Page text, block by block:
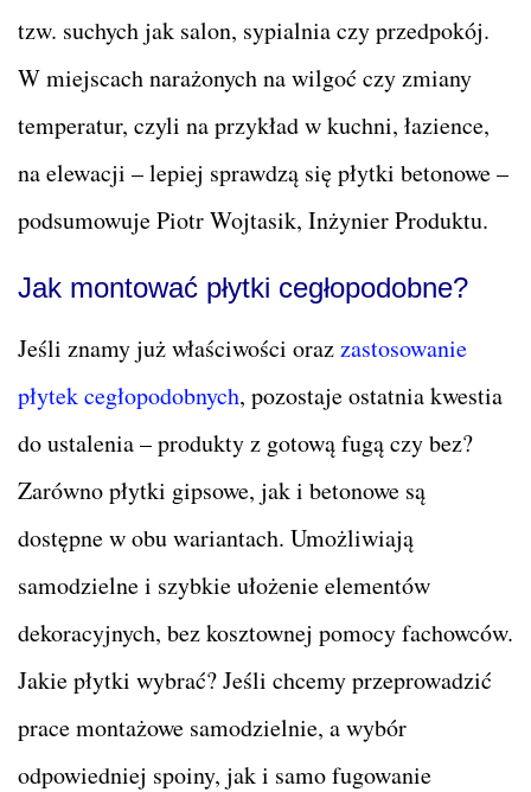
tzw. suchych jak salon, sypialnia czy przedpokój.
W miejscach narażonych na wilgoć czy zmiany
temperatur, czyli na przykład w kuchni, łazience,
na elewacji – lepiej sprawdzą się płytki betonowe –
podsumowuje Piotr Wojtasik, Inżynier Produktu.
Jak montować płytki cegłopodobne?
Jeśli znamy już właściwości orazzastosowanie
płytek cegłopodobnych, pozostaje ostatnia kwestia
do ustalenia – produkty z gotową fugą czy bez?
Zarówno płytki gipsowe, jak i betonowe są
dostępne w obu wariantach. Umożliwiają
samodzielne i szybkie ułożenie elementów
dekoracyjnych, bez kosztownej pomocy fachowców.
Jakie płytki wybrać? Jeśli chcemy przeprowadzić
prace montażowe samodzielnie, a wybór
odpowiedniej spoiny, jak i samo fugowanie